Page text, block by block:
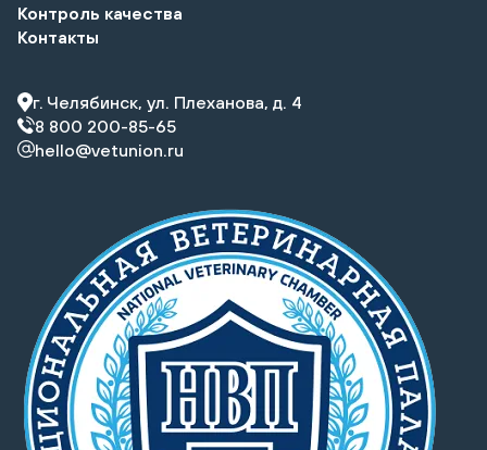
Контроль качества
Контакты
г. Челябинск, ул. Плеханова, д. 4
8 800 200-85-65
hello@vetunion.ru